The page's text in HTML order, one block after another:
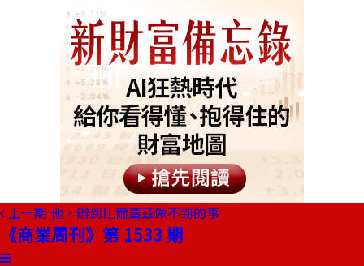
上一期 他，辦到比爾蓋茲做不到的事
《商業周刊》第 1533 期